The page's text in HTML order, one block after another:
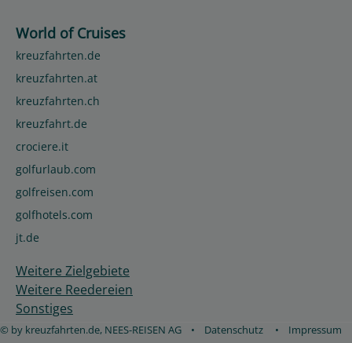
World of Cruises
kreuzfahrten.de
kreuzfahrten.at
kreuzfahrten.ch
kreuzfahrt.de
crociere.it
golfurlaub.com
golfreisen.com
golfhotels.com
jt.de
Weitere Zielgebiete
Weitere Reedereien
Sonstiges
© by kreuzfahrten.de, NEES-REISEN AG • Datenschutz • Impressum